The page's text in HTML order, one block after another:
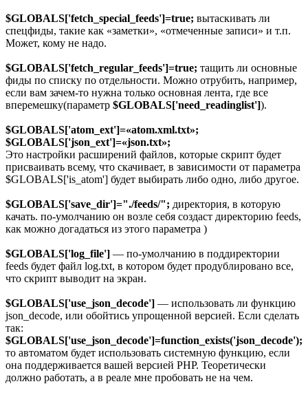
$GLOBALS['fetch_special_feeds']=true; вытаскивать ли
спецфиды, такие как «заметки», «отмеченные записи» и т.п.
Может, кому не надо.
$GLOBALS['fetch_regular_feeds']=true; тащить ли основные
фиды по списку по отдельности. Можно отрубить, например,
если вам зачем-то нужна только основная лента, где все
вперемешку(параметр $GLOBALS['need_readinglist']).
$GLOBALS['atom_ext']=«atom.xml.txt»;
$GLOBALS['json_ext']=«json.txt»;
Это настройки расширений файлов, которые скрипт будет
присваивать всему, что скачивает, в зависимости от параметра
$GLOBALS['is_atom'] будет выбирать либо одно, либо другое.
$GLOBALS['save_dir']="./feeds/"; директория, в которую
качать. по-умолчанию он возле себя создаст директорию feeds,
как можно догадаться из этого параметра )
$GLOBALS['log_file'] — по-умолчанию в поддиректории
feeds будет файл log.txt, в котором будет продублировано все,
что скрипт выводит на экран.
$GLOBALS['use_json_decode'] — использовать ли функцию
json_decode, или обойтись упрощенной версией. Если сделать
так:
$GLOBALS['use_json_decode']=function_exists('json_decode');
то автоматом будет использовать системную функцию, если
она поддерживается вашей версией PHP. Теоретически
должно работать, а в реале мне пробовать не на чем.